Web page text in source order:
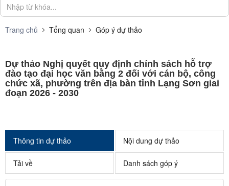
Trang chủ Tổng quan Góp ý dự thảo
Dự thảo Nghị quyết quy định chính sách hỗ trợ
đào tạo đại học văn bằng 2 đối với cán bộ, công
chức xã, phường trên địa bàn tỉnh Lạng Sơn giai
đoạn 2026 - 2030
Thông tin dự thảo Nội dung dự thảo
Tải về Danh sách góp ý